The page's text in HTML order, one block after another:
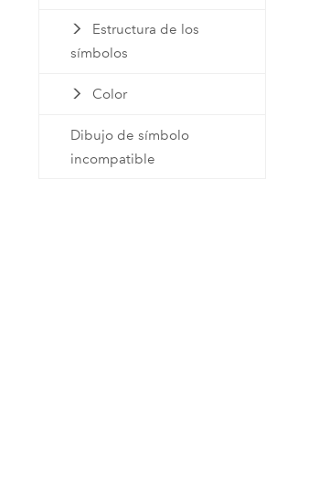
Estructura de los
símbolos
Color
Dibujo de símbolo
incompatible